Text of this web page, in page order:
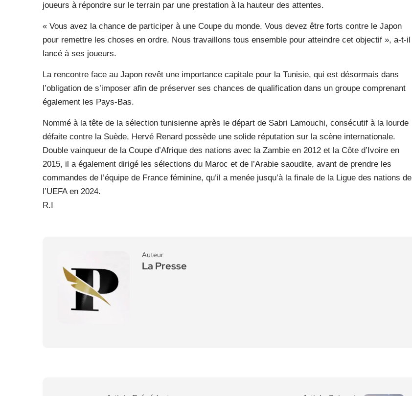
joueurs à répondre sur le terrain par une prestation à la hauteur des attentes.
« Vous avez la chance de participer à une Coupe du monde. Vous devez être forts contre le Japon
pour remettre les choses en ordre. Nous travaillons tous ensemble pour atteindre cet objectif », a-t-il
lancé à ses joueurs.
La rencontre face au Japon revêt une importance capitale pour la Tunisie, qui est désormais dans
l’obligation de s’imposer afin de préserver ses chances de qualification dans un groupe comprenant
également les Pays-Bas.
Nommé à la tête de la sélection tunisienne après le départ de Sabri Lamouchi, consécutif à la lourde
défaite contre la Suède, Hervé Renard possède une solide réputation sur la scène internationale.
Double vainqueur de la Coupe d’Afrique des nations avec la Zambie en 2012 et la Côte d’Ivoire en
2015, il a également dirigé les sélections du Maroc et de l’Arabie saoudite, avant de prendre les
commandes de l’équipe de France féminine, qu’il a menée jusqu’à la finale de la Ligue des nations de
l’UEFA en 2024.
R.I
Auteur
La Presse